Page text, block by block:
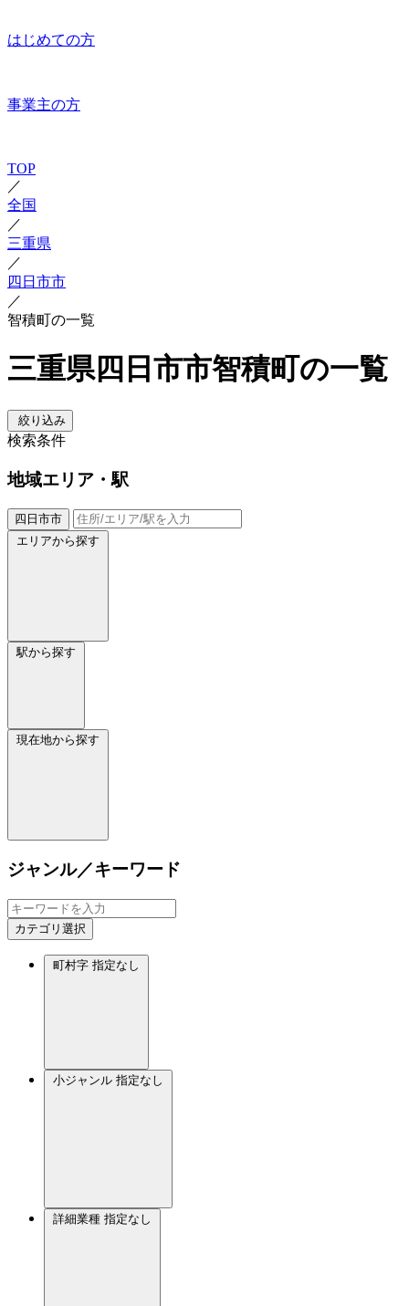
はじめての方
事業主の方
TOP
／
全国
／
三重県
／
四日市市
／
智積町の一覧
三重県四日市市智積町の一覧
絞り込み
検索条件
地域エリア・駅
四日市市
エリアから探す
駅から探す
現在地から探す
ジャンル／キーワード
カテゴリ選択
町村字 指定なし
小ジャンル 指定なし
詳細業種 指定なし